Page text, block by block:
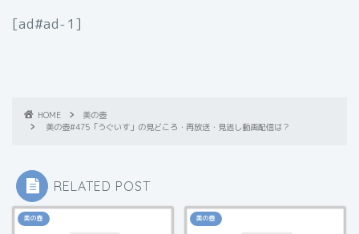
[ad#ad-1]
HOME
美の壺
美の壺#475「うぐいす」の見どころ・再放送・見逃し動画配信は？
RELATED POST
美の壺 美の壺